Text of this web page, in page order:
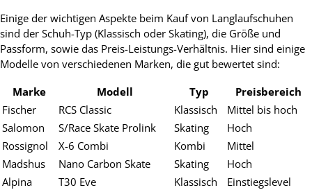
Einige der wichtigen Aspekte beim Kauf von Langlaufschuhen
sind der Schuh-Typ (Klassisch oder Skating), die Größe und
Passform, sowie das Preis-Leistungs-Verhältnis. Hier sind einige
Modelle von verschiedenen Marken, die gut bewertet sind:
Marke Modell Typ
Preisbereich
Fischer
RCS Classic Klassisch
Mittel bis hoch
Salomon
S/Race Skate Prolink Skating
Hoch
Rossignol
X-6 Combi Kombi
Mittel
Madshus
Nano Carbon Skate Skating
Hoch
Alpina
T30 Eve Klassisch Einstiegslevel